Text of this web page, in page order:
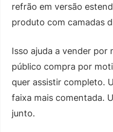
refrão em versão
produto com camadas
Isso ajuda a vender por
público compra por
quer assistir completo.
faixa mais comentada.
junto.